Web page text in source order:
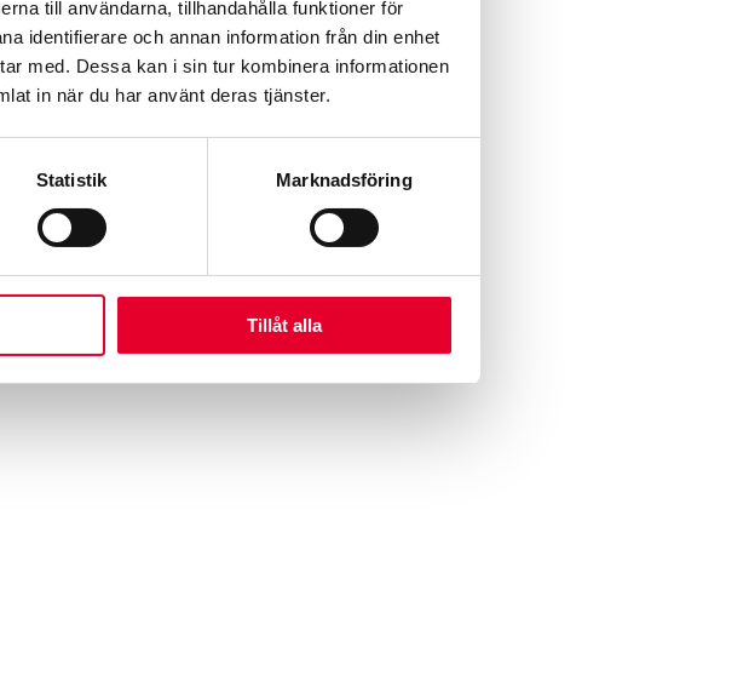
till användarna, tillhandahålla funktioner för
identifierare och annan information från din enhet
med. Dessa kan i sin tur kombinera informationen
in när du har använt deras tjänster.
Statistik Marknadsföring
Tillåt alla